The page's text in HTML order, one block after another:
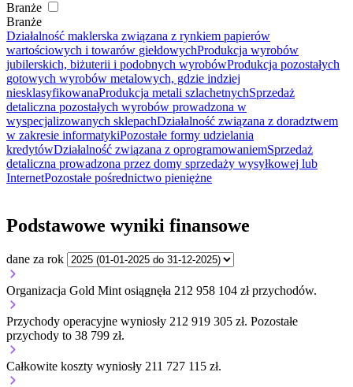
Branże
Branże
Działalność maklerska związana z rynkiem papierów
wartościowych i towarów giełdowychProdukcja wyrobów
jubilerskich, biżuterii i podobnych wyrobówProdukcja pozostałych
gotowych wyrobów metalowych, gdzie indziej
niesklasyfikowanaProdukcja metali szlachetnychSprzedaż
detaliczna pozostałych wyrobów prowadzona w
wyspecjalizowanych sklepachDziałalność związana z doradztwem
w zakresie informatykiPozostałe formy udzielania
kredytówDziałalność związana z oprogramowaniemSprzedaż
detaliczna prowadzona przez domy sprzedaży wysyłkowej lub
InternetPozostałe pośrednictwo pieniężne
Podstawowe wyniki finansowe
dane za rok
Organizacja Gold Mint osiągnęła 212 958 104 zł przychodów.
Przychody operacyjne wyniosły 212 919 305 zł. Pozostałe
przychody to 38 799 zł.
Całkowite koszty wyniosły 211 727 115 zł.